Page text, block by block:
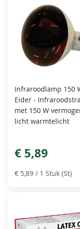
Infraroodlamp 150
Eider -
met 150 W
licht warmtelicht
€ 5,89
€ 5,89 / 1 Stuk (St)